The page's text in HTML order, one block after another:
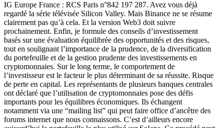
IG Europe France : RCS Paris n°842 197 287. Avez vous déjà
regardé la série télévisée Silicon Valley. Mais Binance ne se résume
clairement pas qu’à cela. Et la version Web3 doit suivre
prochainement. Enfin, je formule des conseils d’investissement
basés sur une évaluation équilibrée des opportunités et des risques,
tout en soulignant l’importance de la prudence, de la diversification
du portefeuille et de la gestion prudente des investissements en
cryptomonnaies. Sur le long terme, le comportement de
l’investisseur est le facteur le plus déterminant de sa réussite. Risque
de perte en capital. Les représentants de plusieurs banques centrales
ont déclaré que l’utilisation de cryptomonnaies pose des défis
importants pour les équilibres économiques. Ils échangent
notamment via une “mailing list” qui peut faire office d’ancêtre des
forums internet que nous connaissons. C’est d’ailleurs encore